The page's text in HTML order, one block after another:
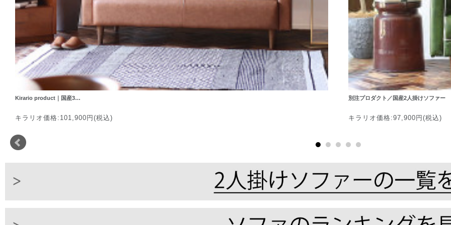
Kirario product｜国産3…
キラリオ価格:101,900円(税込)
別注プロダクト／国産2人掛けソファ
キラリオ価格:97,900円(税込)